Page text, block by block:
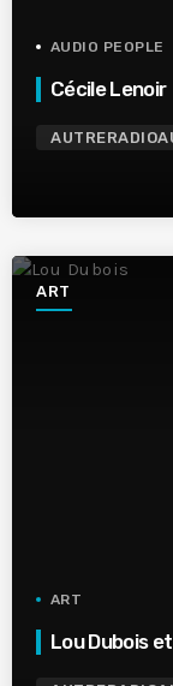
AUDIO PEOPLE
Cécile Lenoir
ART
ART
Lou Dubois